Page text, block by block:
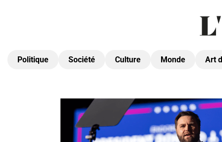
Politique Société Culture Monde Art